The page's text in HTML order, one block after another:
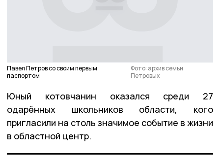
Павел Петров со своим первым
паспортом
Фото: архив семьи
Петровых
Юный котовчанин оказался среди 27
одарённых школьников области, кого
пригласили на столь значимое событие в жизни
в областной центр.